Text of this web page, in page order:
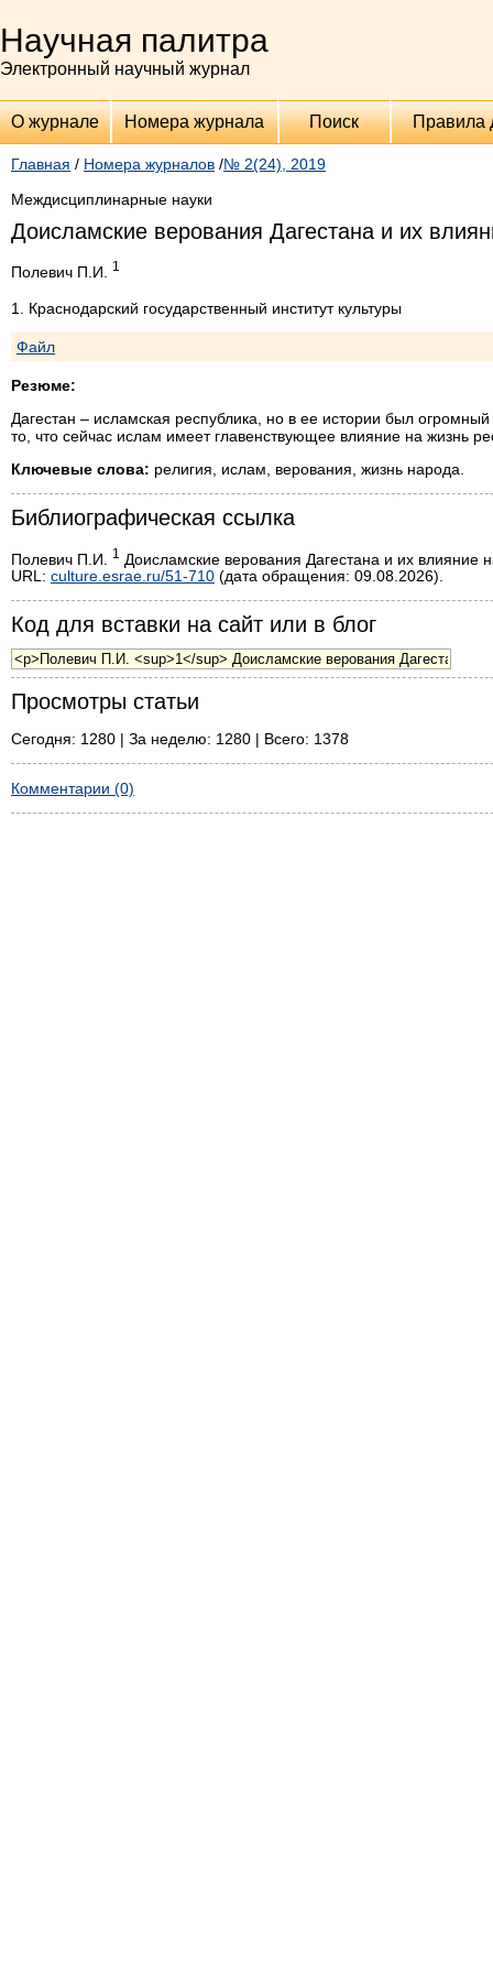
Научная палитра
Электронный научный журнал
О журнале Номера журнала Поиск Правила
Главная / Номера журналов /№ 2(24), 2019
Междисциплинарные науки
Доисламские верования Дагестана и их
Полевич П.И. 1
1. Краснодарский государственный институт культуры
Файл
Резюме:
Дагестан – исламская республика, но в ее истории был
то, что сейчас ислам имеет главенствующее влияние на жизнь
Ключевые слова: религия, ислам, верования, жизнь народа.
Библиографическая ссылка
Полевич П.И. 1
Доисламские верования Дагестана и их
URL: culture.esrae.ru/51-710 (дата обращения: 09.08.2026).
Код для вставки на сайт или в блог
Просмотры статьи
Сегодня: 1280 | За неделю: 1280 | Всего: 1378
Комментарии (0)